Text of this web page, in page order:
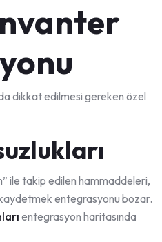
dikkat edilmesi gereken özel
ile takip edilen hammaddeleri,
entegrasyonu bozar.
entegrasyon haritasında